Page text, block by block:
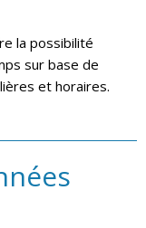
la possibilité
sur base de
et horaires.